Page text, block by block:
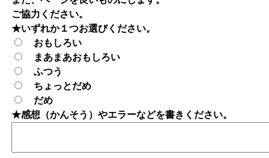
ご協力ください。
★いずれか１つお選びください。
おもしろい
まあまあおもしろい
ふつう
ちょっとだめ
だめ
★感想（かんそう）やエラーなどを書きください。